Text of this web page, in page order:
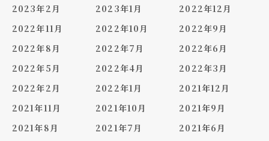
2023年2月
2023年1月
2022年12月
2022年11月
2022年10月
2022年9月
2022年8月
2022年7月
2022年6月
2022年5月
2022年4月
2022年3月
2022年2月
2022年1月
2021年12月
2021年11月
2021年10月
2021年9月
2021年8月
2021年7月
2021年6月